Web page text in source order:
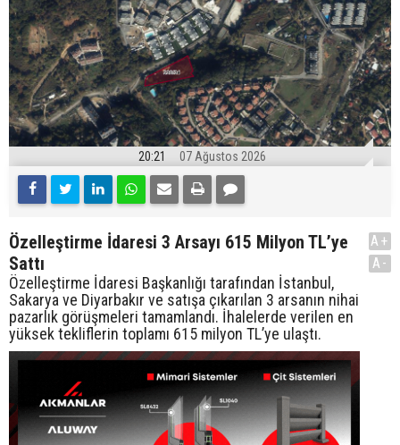
20:21 07 Ağustos 2026
Özelleştirme İdaresi 3 Arsayı 615 Milyon TL’ye
Sattı
Özelleştirme İdaresi Başkanlığı tarafından İstanbul,
Sakarya ve Diyarbakır ve satışa çıkarılan 3 arsanın nihai
pazarlık görüşmeleri tamamlandı. İhalelerde verilen en
yüksek tekliflerin toplamı 615 milyon TL’ye ulaştı.
A+
A-